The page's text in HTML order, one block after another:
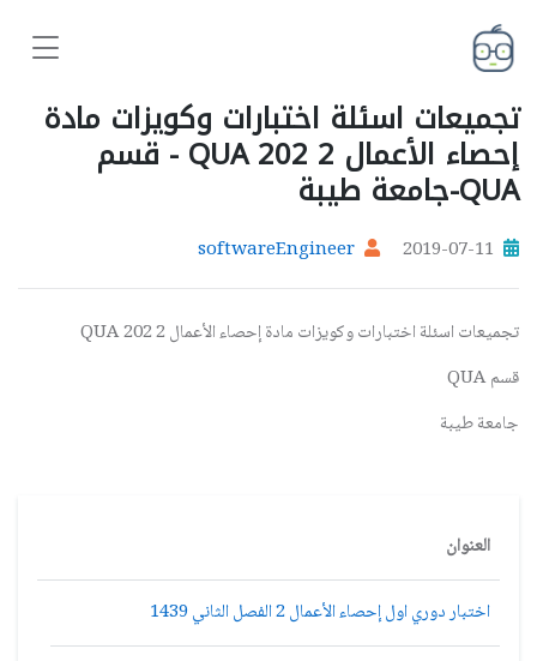
تجميعات اسئلة اختبارات وكويزات مادة
إحصاء الأعمال 2 QUA 202 - قسم
QUA-جامعة طيبة
2019-07-11
softwareEngineer
تجميعات اسئلة اختبارات وكويزات مادة إحصاء الأعمال 2 QUA 202
قسم QUA
جامعة طيبة
العنوان
اختبار دوري اول إحصاء الأعمال 2 الفصل الثاني 1439